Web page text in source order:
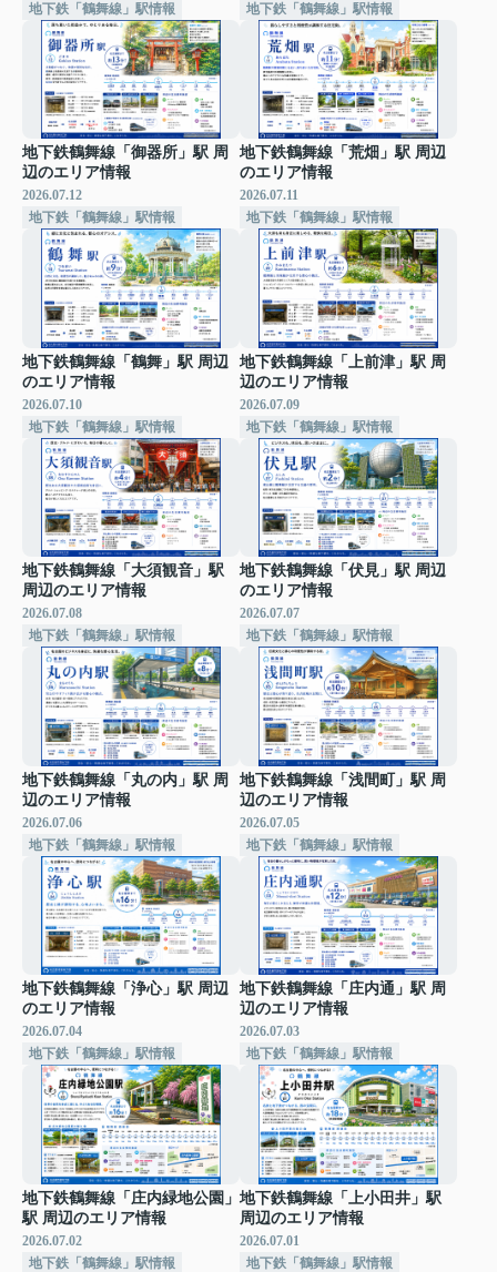
地下鉄「鶴舞線」駅情報
地下鉄「鶴舞線」駅情報
地下鉄鶴舞線「御器所」駅 周
辺のエリア情報
2026.07.12
地下鉄「鶴舞線」駅情報
地下鉄鶴舞線「荒畑」駅 周辺
のエリア情報
2026.07.11
地下鉄「鶴舞線」駅情報
地下鉄鶴舞線「鶴舞」駅 周辺
のエリア情報
2026.07.10
地下鉄「鶴舞線」駅情報
地下鉄鶴舞線「上前津」駅 周
辺のエリア情報
2026.07.09
地下鉄「鶴舞線」駅情報
地下鉄鶴舞線「大須観音」駅
周辺のエリア情報
2026.07.08
地下鉄「鶴舞線」駅情報
地下鉄鶴舞線「伏見」駅 周辺
のエリア情報
2026.07.07
地下鉄「鶴舞線」駅情報
地下鉄鶴舞線「丸の内」駅 周
辺のエリア情報
2026.07.06
地下鉄「鶴舞線」駅情報
地下鉄鶴舞線「浅間町」駅 周
辺のエリア情報
2026.07.05
地下鉄「鶴舞線」駅情報
地下鉄鶴舞線「浄心」駅 周辺
のエリア情報
2026.07.04
地下鉄「鶴舞線」駅情報
地下鉄鶴舞線「庄内通」駅 周
辺のエリア情報
2026.07.03
地下鉄「鶴舞線」駅情報
地下鉄鶴舞線「庄内緑地公園」
駅 周辺のエリア情報
2026.07.02
地下鉄「鶴舞線」駅情報
地下鉄鶴舞線「上小田井」駅
周辺のエリア情報
2026.07.01
地下鉄「鶴舞線」駅情報